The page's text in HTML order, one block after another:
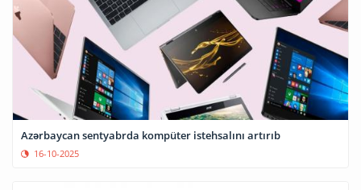
Azərbaycan sentyabrda kompüter istehsalını artırıb
16-10-2025